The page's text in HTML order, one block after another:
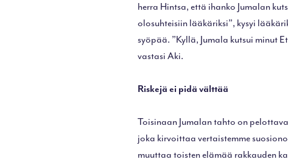
herra Hintsa, että ihanko Jumalan
olosuhteisiin lääkäriksi”, kysyi
syöpää. ”Kyllä, Jumala kutsui minut
vastasi Aki.
Riskejä ei pidä välttää
Toisinaan Jumalan tahto on
joka kirvoittaa vertaistemme
muuttaa toisten elämää rakkauden